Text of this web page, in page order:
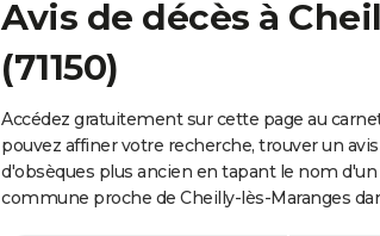
Avis de décès à
(71150)
Accédez gratuitement sur cette page au
pouvez affiner votre recherche, trouver un
d'obsèques plus ancien en tapant le nom
commune proche de Cheilly-lès-Maranges